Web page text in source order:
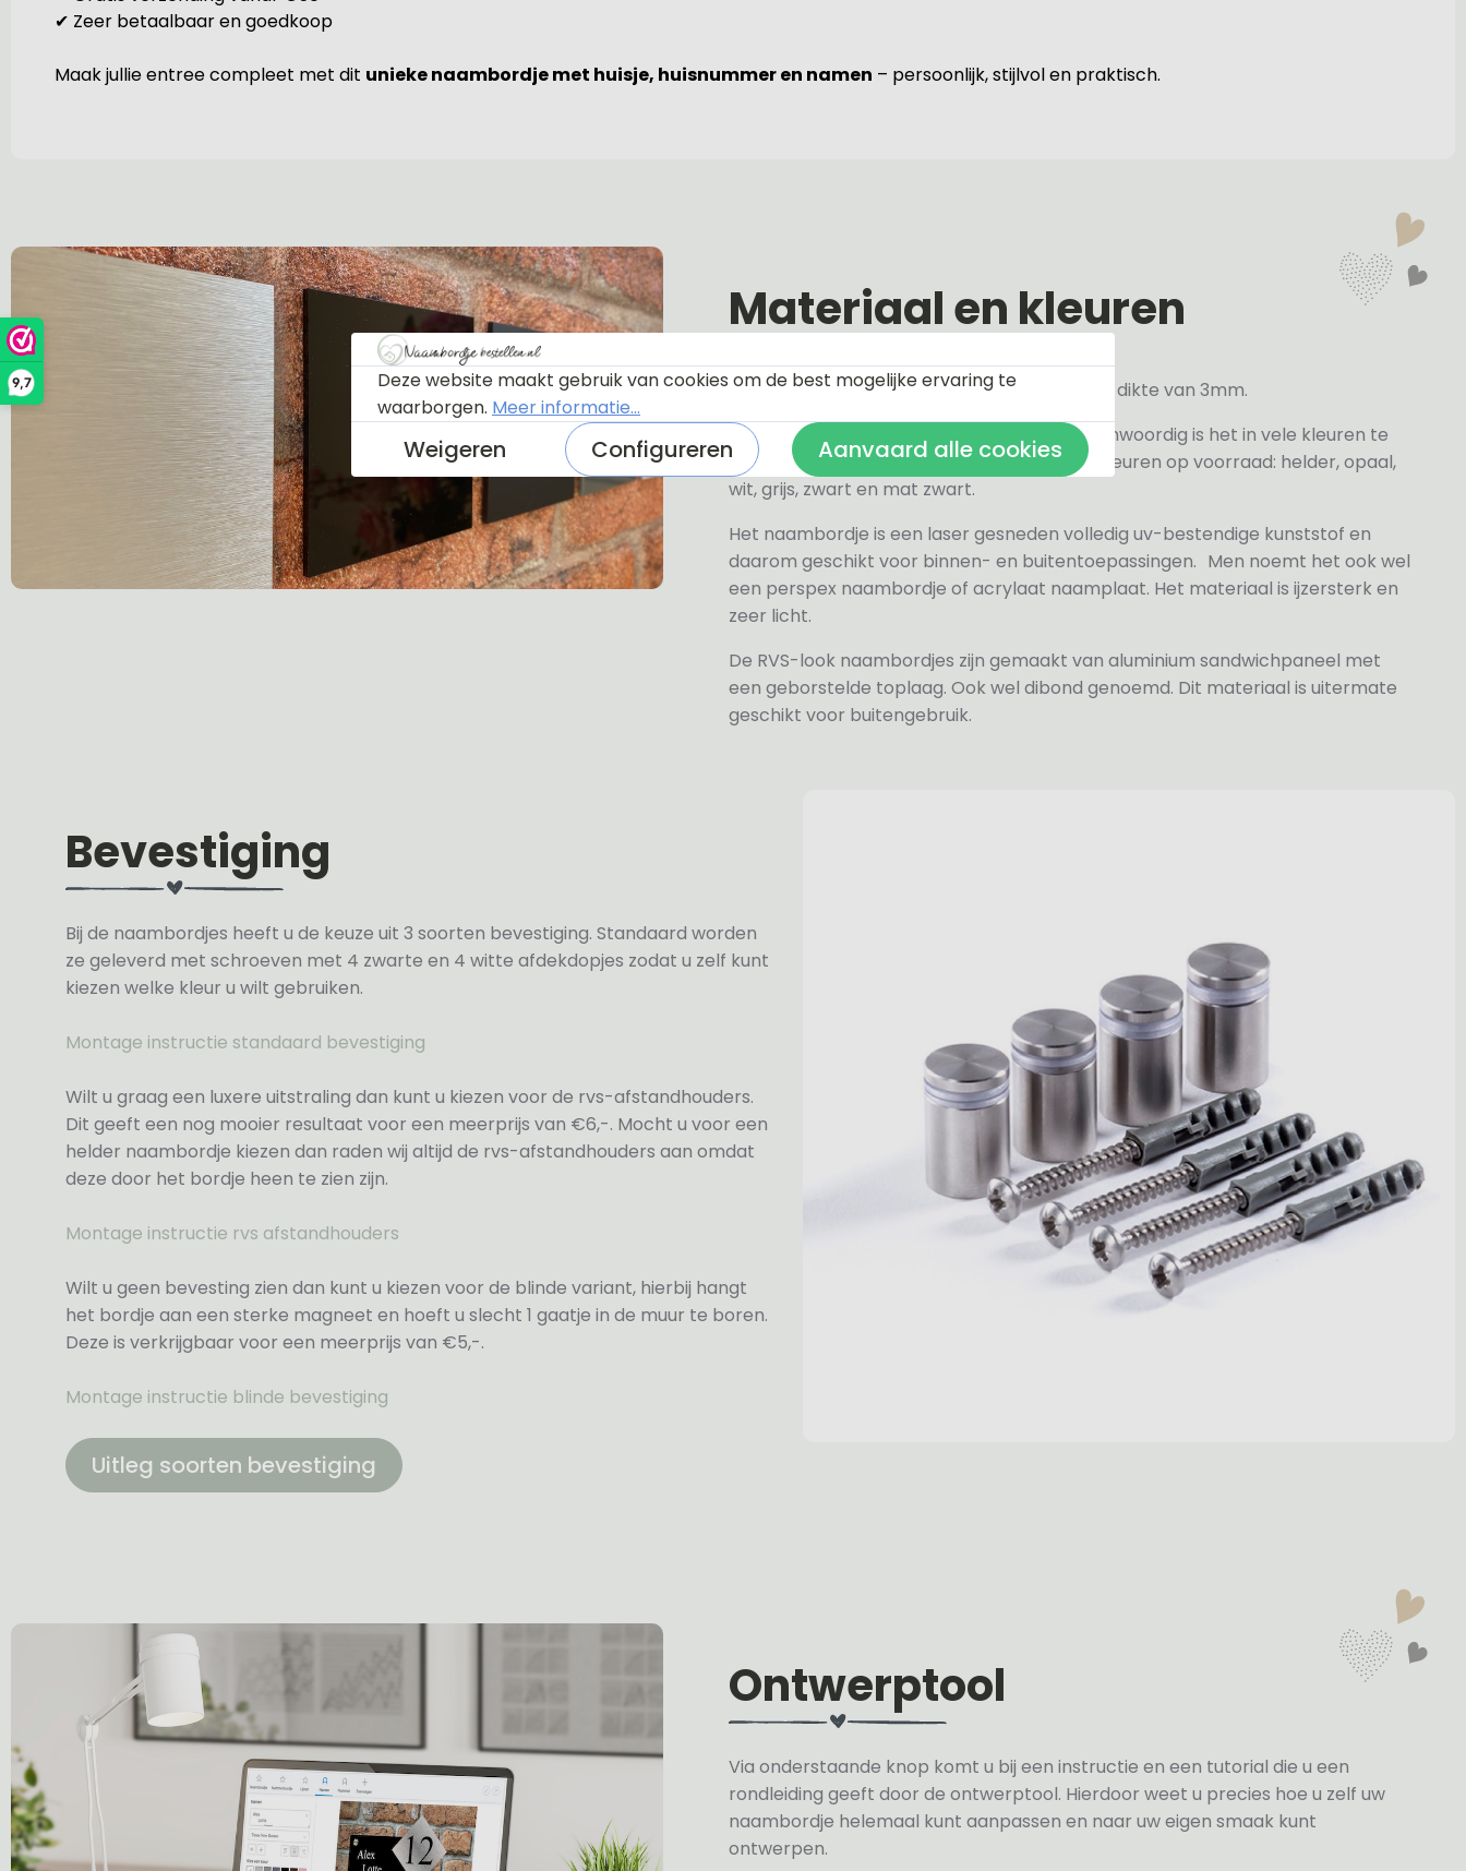
9,7
✔ Zeer betaalbaar en goedkoop
Maak jullie entree compleet met dit unieke naambordje met huisje, huisnummer en namen – persoonlijk, stijlvol en praktisch.
Materiaal en kleuren
Alle naambordjes die wij leveren hebben een dikte van 3mm.
Het plexiglas is van nature helder maar tegenwoordig is het in vele kleuren te
verkrijgen, hiervan hebben wij de volgende kleuren op voorraad: helder, opaal,
wit, grijs, zwart en mat zwart.
Het naambordje is een laser gesneden volledig uv-bestendige kunststof en
daarom geschikt voor binnen- en buitentoepassingen. Men noemt het ook wel
een perspex naambordje of acrylaat naamplaat. Het materiaal is ijzersterk en
zeer licht.
De RVS-look naambordjes zijn gemaakt van aluminium sandwichpaneel met
een geborstelde toplaag. Ook wel dibond genoemd. Dit materiaal is uitermate
geschikt voor buitengebruik.
Bevestiging
Bij de naambordjes heeft u de keuze uit 3 soorten bevestiging. Standaard worden
ze geleverd met schroeven met 4 zwarte en 4 witte afdekdopjes zodat u zelf kunt
kiezen welke kleur u wilt gebruiken.
Montage instructie standaard bevestiging
Wilt u graag een luxere uitstraling dan kunt u kiezen voor de rvs-afstandhouders.
Dit geeft een nog mooier resultaat voor een meerprijs van €6,-. Mocht u voor een
helder naambordje kiezen dan raden wij altijd de rvs-afstandhouders aan omdat
deze door het bordje heen te zien zijn.
Montage instructie rvs afstandhouders
Wilt u geen bevesting zien dan kunt u kiezen voor de blinde variant, hierbij hangt
het bordje aan een sterke magneet en hoeft u slecht 1 gaatje in de muur te boren.
Deze is verkrijgbaar voor een meerprijs van €5,-.
Montage instructie blinde bevestiging
Uitleg soorten bevestiging
Ontwerptool
Via onderstaande knop komt u bij een instructie en een tutorial die u een
rondleiding geeft door de ontwerptool. Hierdoor weet u precies hoe u zelf uw
naambordje helemaal kunt aanpassen en naar uw eigen smaak kunt
ontwerpen.
Deze website maakt gebruik van cookies om de best mogelijke ervaring te
waarborgen. Meer informatie...
Weigeren Configureren Aanvaard alle cookies